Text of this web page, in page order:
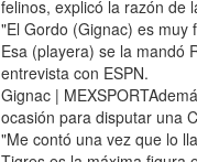
felinos, explicó la razón de
"El Gordo (Gignac) es muy
Esa (playera) se la mandó
entrevista con ESPN.
Gignac |
ocasión para disputar una
"Me contó una vez que lo